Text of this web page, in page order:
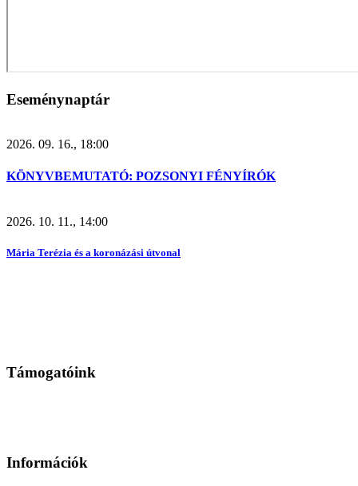
Eseménynaptár
2026. 09. 16., 18:00
KÖNYVBEMUTATÓ: POZSONYI FÉNYÍRÓK
2026. 10. 11., 14:00
Mária Terézia és a koronázási útvonal
Támogatóink
Információk